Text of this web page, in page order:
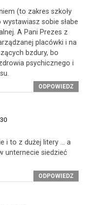
(to zakres szkoły
sobie słabe
A Pani Prezes z
placówki i na
bzdury, bo
psychicznego i
ODPOWIEDZ
i to z dużej litery … a
unternecie siedzieć
ODPOWIEDZ